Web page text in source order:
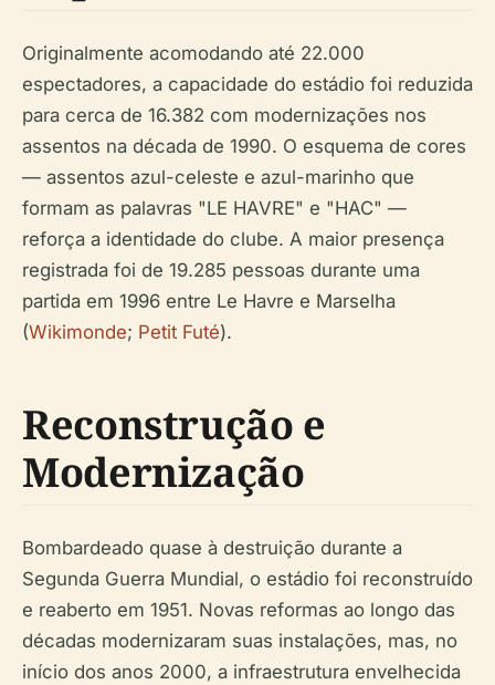
Originalmente acomodando até 22.000
espectadores, a capacidade do estádio foi reduzida
para cerca de 16.382 com modernizações nos
assentos na década de 1990. O esquema de cores
— assentos azul-celeste e azul-marinho que
formam as palavras "LE HAVRE" e "HAC" —
reforça a identidade do clube. A maior presença
registrada foi de 19.285 pessoas durante uma
partida em 1996 entre Le Havre e Marselha
(Wikimonde; Petit Futé).
Reconstrução e
Modernização
Bombardeado quase à destruição durante a
Segunda Guerra Mundial, o estádio foi reconstruído
e reaberto em 1951. Novas reformas ao longo das
décadas modernizaram suas instalações, mas, no
início dos anos 2000, a infraestrutura envelhecida